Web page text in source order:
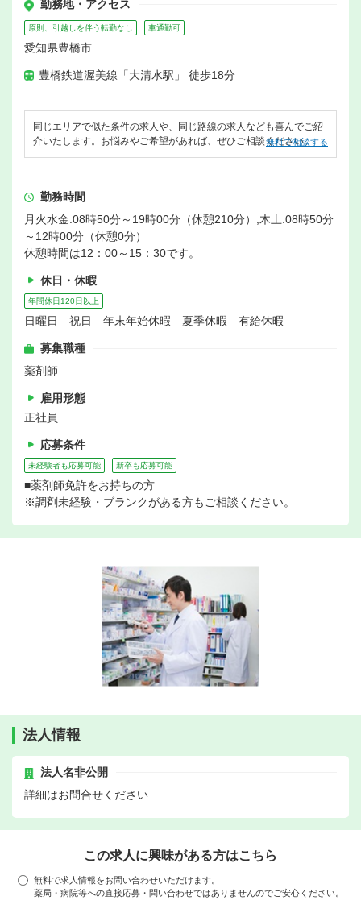
勤務地・アクセス
原則、引越しを伴う転勤なし 車通勤可
愛知県豊橋市
豊橋鉄道渥美線「大清水駅」 徒歩18分
同じエリアで似た条件の求人や、同じ路線の求人なども喜んでご紹
介いたします。お悩みやご希望があれば、ぜひご相談ください。
無料で相談する
勤務時間
月火水金:08時50分～19時00分（休憩210分）,木土:08時50分
～12時00分（休憩0分）
休憩時間は12：00～15：30です。
休日・休暇
年間休日120日以上
日曜日 祝日 年末年始休暇 夏季休暇 有給休暇
募集職種
薬剤師
雇用形態
正社員
応募条件
未経験者も応募可能 新卒も応募可能
■薬剤師免許をお持ちの方
※調剤未経験・ブランクがある方もご相談ください。
法人情報
法人名非公開
詳細はお問合せください
この求人に興味がある方はこちら
無料で求人情報をお問い合わせいただけます。
薬局・病院等への直接応募・問い合わせではありませんのでご安心ください。